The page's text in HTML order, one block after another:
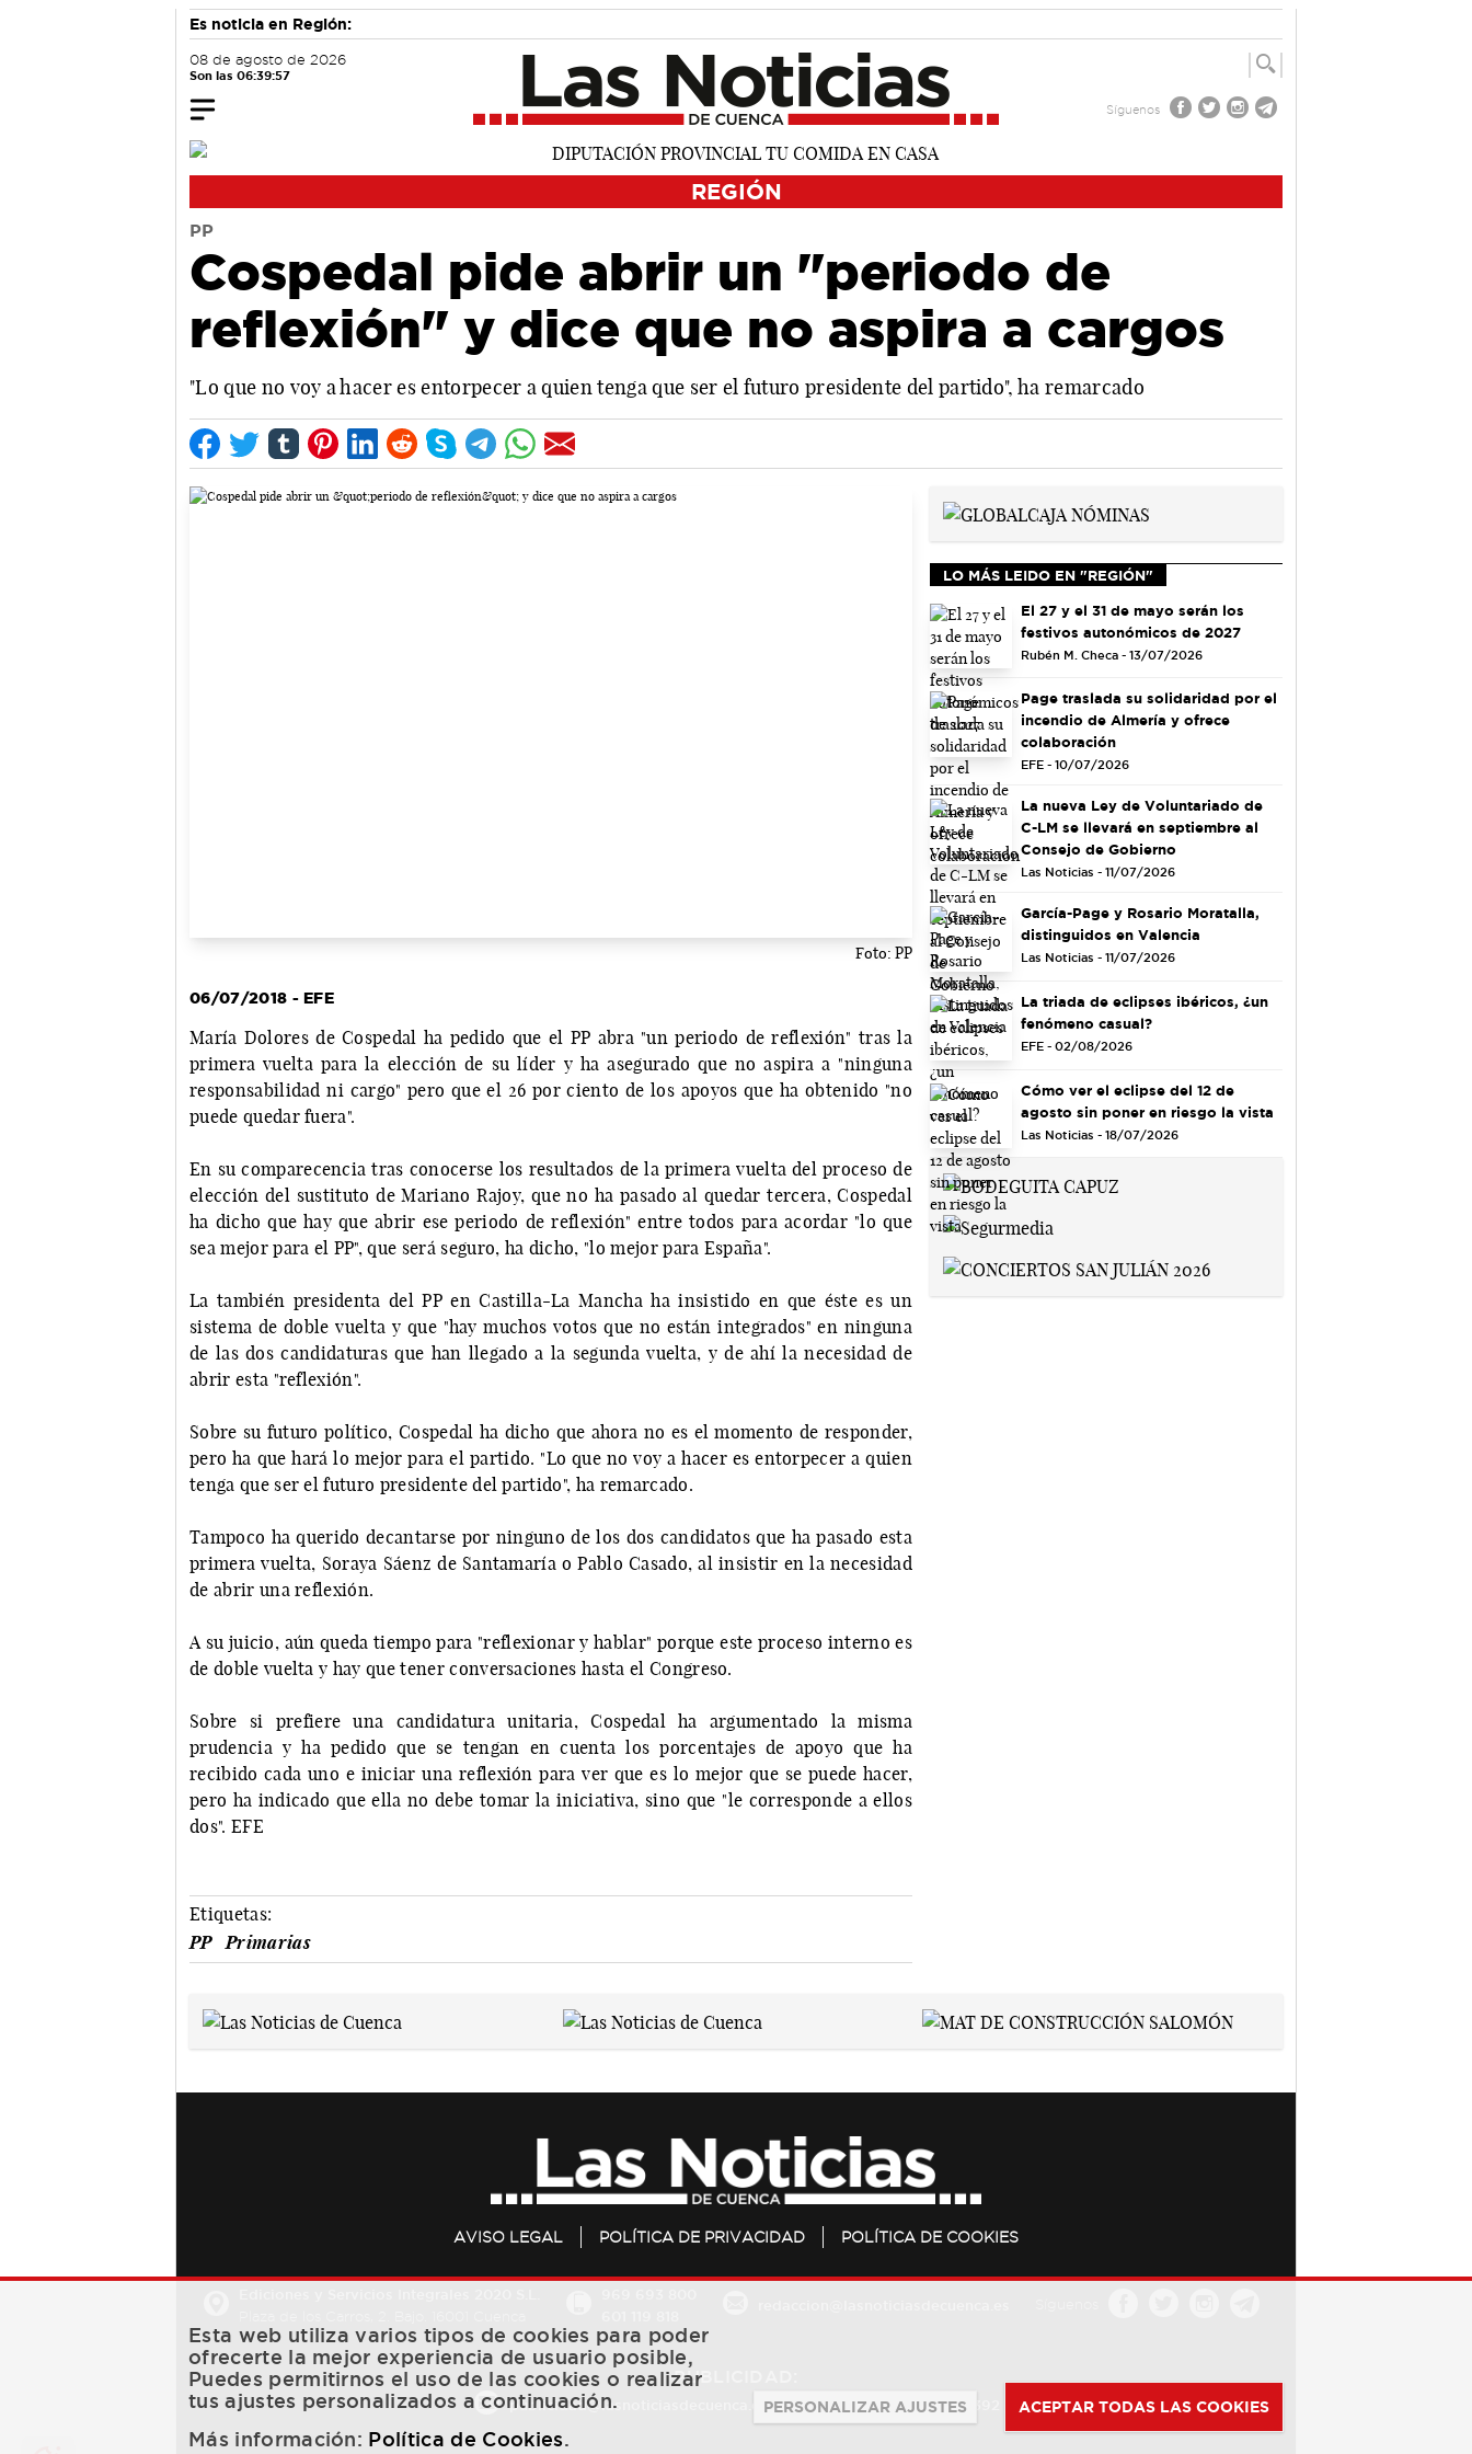
Es noticia en Región:
08 de agosto de 2026
Son las 06:39:58
Síguenos
REGIÓN
PP
Cospedal pide abrir un "periodo de
reflexión" y dice que no aspira a cargos
"Lo que no voy a hacer es entorpecer a quien tenga que ser el futuro presidente del partido", ha remarcado
Foto: PP
06/07/2018 - EFE
María Dolores de Cospedal ha pedido que el PP abra "un periodo de reflexión" tras la
primera vuelta para la elección de su líder y ha asegurado que no aspira a "ninguna
responsabilidad ni cargo" pero que el 26 por ciento de los apoyos que ha obtenido "no
puede quedar fuera".
En su comparecencia tras conocerse los resultados de la primera vuelta del proceso de
elección del sustituto de Mariano Rajoy, que no ha pasado al quedar tercera, Cospedal
ha dicho que hay que abrir ese periodo de reflexión" entre todos para acordar "lo que
sea mejor para el PP", que será seguro, ha dicho, "lo mejor para España".
La también presidenta del PP en Castilla-La Mancha ha insistido en que éste es un
sistema de doble vuelta y que "hay muchos votos que no están integrados" en ninguna
de las dos candidaturas que han llegado a la segunda vuelta, y de ahí la necesidad de
abrir esta "reflexión".
Sobre su futuro político, Cospedal ha dicho que ahora no es el momento de responder,
pero ha que hará lo mejor para el partido. "Lo que no voy a hacer es entorpecer a quien
tenga que ser el futuro presidente del partido", ha remarcado.
Tampoco ha querido decantarse por ninguno de los dos candidatos que ha pasado esta
primera vuelta, Soraya Sáenz de Santamaría o Pablo Casado, al insistir en la necesidad
de abrir una reflexión.
A su juicio, aún queda tiempo para "reflexionar y hablar" porque este proceso interno es
de doble vuelta y hay que tener conversaciones hasta el Congreso.
Sobre si prefiere una candidatura unitaria, Cospedal ha argumentado la misma
prudencia y ha pedido que se tengan en cuenta los porcentajes de apoyo que ha
recibido cada uno e iniciar una reflexión para ver que es lo mejor que se puede hacer,
pero ha indicado que ella no debe tomar la iniciativa, sino que "le corresponde a ellos
dos". EFE
Etiquetas:
PP
Primarias
LO MÁS LEIDO EN "REGIÓN"
El 27 y el 31 de mayo serán los
festivos autonómicos de 2027
Rubén M. Checa - 13/07/2026
Page traslada su solidaridad por el
incendio de Almería y ofrece
colaboración
EFE - 10/07/2026
La nueva Ley de Voluntariado de
C-LM se llevará en septiembre al
Consejo de Gobierno
Las Noticias - 11/07/2026
García-Page y Rosario Moratalla,
distinguidos en Valencia
Las Noticias - 11/07/2026
La triada de eclipses ibéricos, ¿un
fenómeno casual?
EFE - 02/08/2026
Cómo ver el eclipse del 12 de
agosto sin poner en riesgo la vista
Las Noticias - 18/07/2026
AVISO LEGAL POLÍTICA DE PRIVACIDAD POLÍTICA DE COOKIES
PUBLICIDAD:
publicidad@lasnoticiasdecuenca.es 684 126 573 / 670 726 392
Esta web utiliza varios tipos de cookies para poder
ofrecerte la mejor experiencia de usuario posible,
Puedes permitirnos el uso de las cookies o realizar
tus ajustes personalizados a continuación.
Más información: Política de Cookies.
PERSONALIZAR AJUSTES ACEPTAR TODAS LAS COOKIES